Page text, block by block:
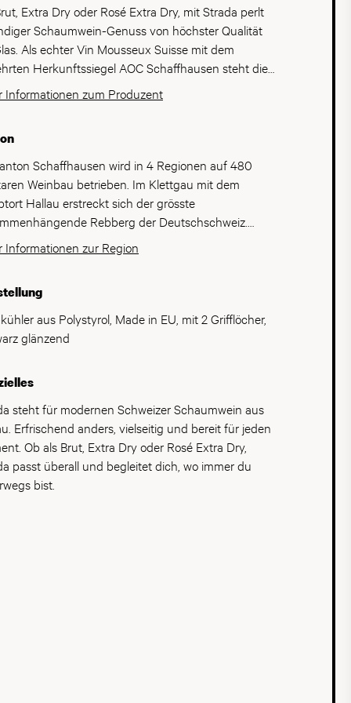
Extra Dry oder Rosé Extra Dry, mit Strada perlt
Schaumwein-Genuss von höchster Qualität
Als echter Vin Mousseux Suisse mit dem
Herkunftssiegel AOC Schaffhausen steht die
für eigenständige Schweizer
aus dem bekannten Weindorf
gewachsen auf den traditionsreichen Böden des
Blauburgunderlandes, bildet das stolze
dieser edlen Kreationen. Die Ernte erfolgt
von Hand, woraufhin die ganzen Trauben
schonend gepresst werden, um einen
die lebendige Frische und die unverwechselbare
zweiten Gärung, die nach der
Charmat-Methode in grossen
durchgeführt wird. Um den zeitgemässen
perfekt abzurunden, werden neu auch drei
Bouquet und die feine Charakteristik der
vollkommen ohne Alkohol ins Glas bringen. So
ein moderner Schweizer Schaumwein jenseits
und Prosecco, der jeden Moment zu
besonderen Erlebnis macht, ganz nach dem
So nah. So prickelnd.
Informationen zum Produzent
Schaffhausen wird in 4 Regionen auf 480
Weinbau betrieben. Im Klettgau mit dem
Hallau erstreckt sich der grösste
Rebberg der Deutschschweiz.
ist Hallau die flächenmässig grösste
der Deutschweiz. Das Klima ist durch
Hauptsorte im Schauffhauser Weinberg ist
Noir, der über 60% der Gesamtrebfläche
Nebst den geschätzten Rotweinen sorgen
Informationen zur Region
aus Polystyrol, Made in EU, mit 2 Grifflöcher,
glänzend
steht für modernen Schweizer Schaumwein aus
Erfrischend anders, vielseitig und bereit für jeden
Ob als Brut, Extra Dry oder Rosé Extra Dry,
passt überall und begleitet dich, wo immer du
bist.